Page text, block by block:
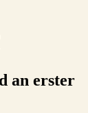
an erster